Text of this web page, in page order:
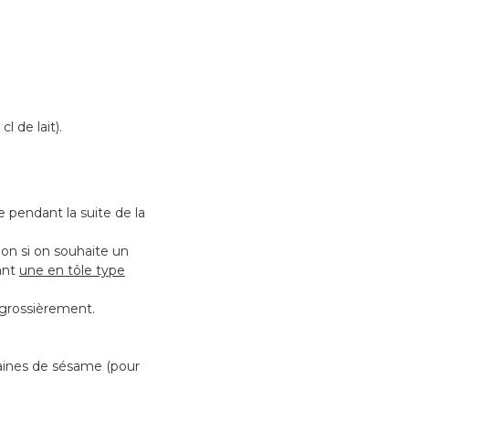
de lait).
pendant la suite de la
si on souhaite un
une en tôle type
de sésame (pour